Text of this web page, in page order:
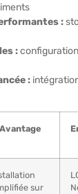
:
:
:
Avantage
sur